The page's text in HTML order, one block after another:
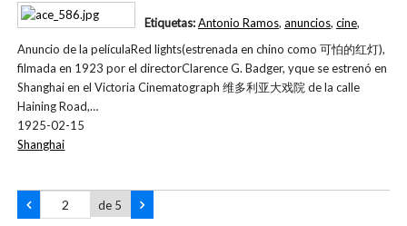
Anuncio de la películaRed lights(estrenada en chino como 可怕的红灯),
filmada en 1923 por el directorClarence G. Badger, yque se estrenó en
Shanghai en el Victoria Cinematograph 维多利亚大戏院 de la calle
Haining Road,…
1925-02-15
Etiquetas:Antonio Ramos, anuncios, cine,
Shanghai
de 5